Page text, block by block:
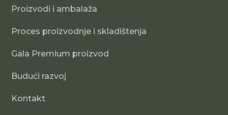
Proizvodi i ambalaža
Proces proizvodnje i skladištenja
Gala Premium proizvod
Budući razvoj
Kontakt